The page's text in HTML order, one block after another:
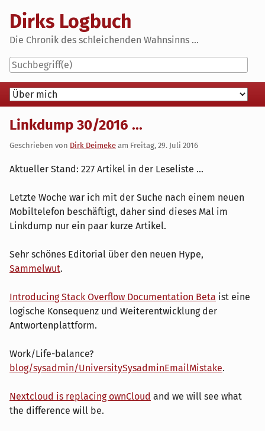
content
Dirks Logbuch
Die Chronik des schleichenden Wahnsinns ...
Navigation
Linkdump 30/2016 ...
Geschrieben von Dirk Deimeke am Freitag, 29. Juli 2016
Aktueller Stand: 227 Artikel in der Leseliste ...
Letzte Woche war ich mit der Suche nach einem neuen
Mobiltelefon beschäftigt, daher sind dieses Mal im
Linkdump nur ein paar kurze Artikel.
Sehr schönes Editorial über den neuen Hype,
Sammelwut.
Introducing Stack Overflow Documentation Beta ist eine
logische Konsequenz und Weiterentwicklung der
Antwortenplattform.
Work/Life-balance?
blog/sysadmin/UniversitySysadminEmailMistake.
Nextcloud is replacing ownCloud and we will see what
the difference will be.